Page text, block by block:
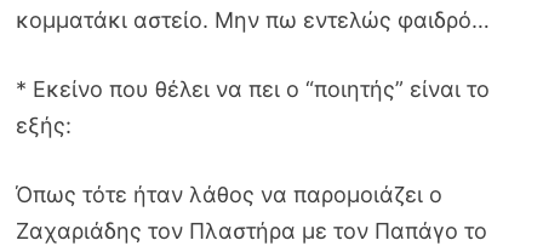
κομματάκι αστείο. Μην πω εντελώς φαιδρό…
* Εκείνο που θέλει να πει ο “ποιητής” είναι το
εξής:
Όπως τότε ήταν λάθος να παρομοιάζει ο
Ζαχαριάδης τον Πλαστήρα με τον Παπάγο το